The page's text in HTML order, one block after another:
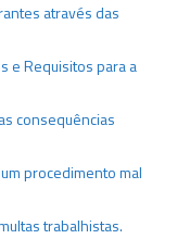
através das
e Requisitos para a
consequências
procedimento mal
trabalhistas.